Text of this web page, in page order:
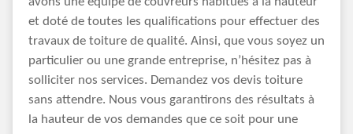
et doté de toutes les qualifications pour effectuer des
travaux de toiture de qualité. Ainsi, que vous soyez un
particulier ou une grande entreprise, n’hésitez pas à
solliciter nos services. Demandez vos devis toiture
sans attendre. Nous vous garantirons des résultats à
la hauteur de vos demandes que ce soit pour une